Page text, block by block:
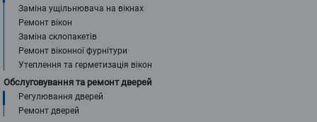
Заміна ущільнювача на вікнах
Ремонт вікон
Заміна склопакетів
Ремонт віконної фурнітури
Утеплення та герметизація вікон
Обслуговування та ремонт дверей
Регулювання дверей
Ремонт дверей